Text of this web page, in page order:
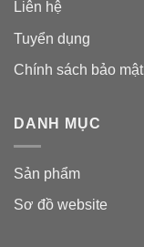
Liên hệ
Tuyển dụng
Chính sách bảo mật
DANH MỤC
Sản phẩm
Sơ đồ website